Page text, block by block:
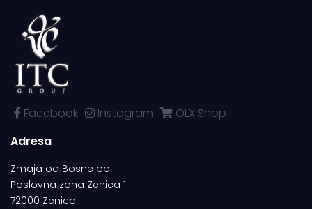
Facebook Instagram
OLX Shop
Adresa
Zmaja od Bosne bb
Poslovna zona Zenica 1
72000 Zenica